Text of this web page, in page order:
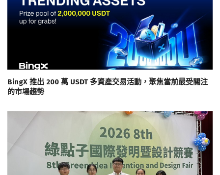
BingX 推出 200 萬 USDT 多資產交易活動，聚焦當前最受關注
的市場趨勢